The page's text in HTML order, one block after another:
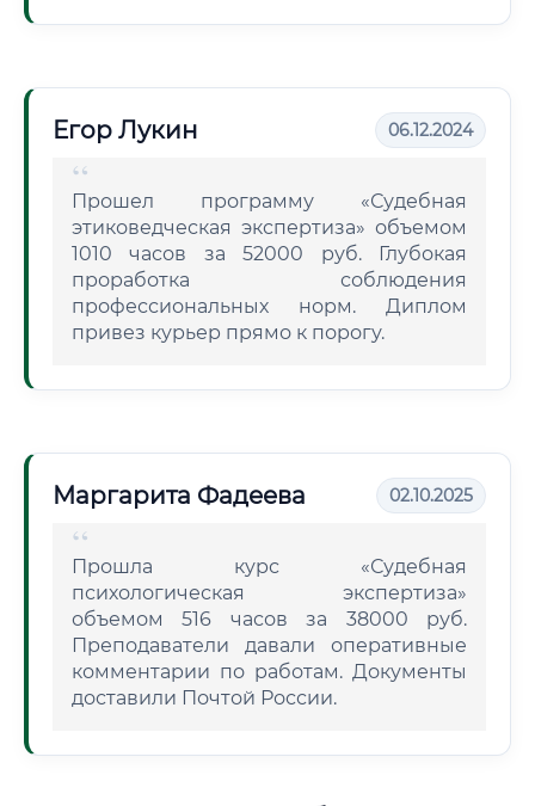
Егор Лукин 06.12.2024
Прошел программу «Судебная
этиковедческая экспертиза» объемом
1010 часов за 52000 руб. Глубокая
проработка соблюдения
профессиональных норм. Диплом
привез курьер прямо к порогу.
Маргарита Фадеева 02.10.2025
Прошла курс «Судебная
психологическая экспертиза»
объемом 516 часов за 38000 руб.
Преподаватели давали оперативные
комментарии по работам. Документы
доставили Почтой России.